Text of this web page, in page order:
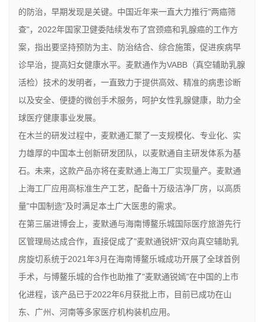
的防治，早期发现是关键。中国近年来一直大力推行"两癌筛
查"，2022年国家卫健委陆续发布了宫颈癌和乳腺癌的工作方
案，指出要坚持预防为主、防治结合、综合施策，促进疾病早
诊早治，提高妇女健康水平。麦默通作为VABB（真空辅助乳腺
活检）技术的发明者，一直致力于提供高效、精准的病患诊断
以及安全、便捷的微创手术服务，呵护女性乳腺健康，助力全
球医疗健康事业发展。
在木兰的研发过程中，麦默通汇聚了一支规模化、专业化、实
力雄厚的中国本土创新研发团队，以麦默通自主研发体系为基
石。未来，这款产品亦将在麦默通上海工厂实现量产。麦默通
上海工厂应用高标准生产工艺，配备十万级洁净厂房，以高质
量"中国制造"及时满足本土广大医患的需求。
在第三届进博会上，麦默通与海南博鳌乐城国际医疗旅游先行
区管理局达成合作，直接促成了"麦默通锐妍"双向真空辅助乳
房旋切系统于2021年3月在海南博鳌乐城成功开展了全球首例
手术，与博鳌乐城的合作也助推了"麦默通锐嫣"在中国的上市
化进程，该产品已于2022年6月获批上市，目前已成功在山
东、广州、河南等多家医疗机构装机应用。